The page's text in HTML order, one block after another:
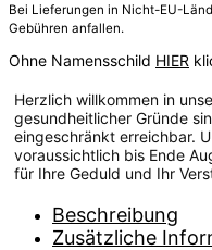
Bei Lieferungen in Nicht-EU-
Gebühren anfallen.
Ohne Namensschild HIER
Herzlich willkommen in
gesundheitlicher Gründe
eingeschränkt erreichbar.
voraussichtlich bis Ende
für Ihre Geduld und Ihr
Beschreibung
Zusätzliche